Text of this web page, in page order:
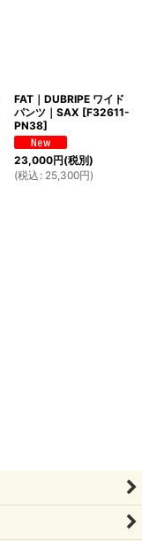
FAT｜DUBRIPE ワイド
パンツ｜SAX [F32611-
PN38]
23,000円(税別)
(税込 : 25,300円)